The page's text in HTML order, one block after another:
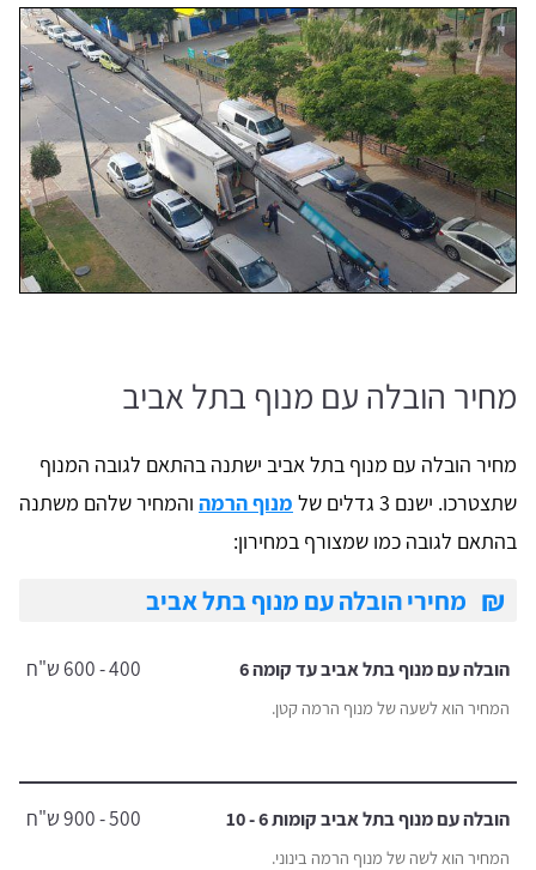
מחיר הובלה עם מנוף בתל אביב
מחיר הובלה עם מנוף בתל אביב ישתנה בהתאם לגובה המנוף
שתצטרכו. ישנם 3 גדלים של
מנוף הרמה והמחיר שלהם משתנה
בהתאם לגובה כמו שמצורף במחירון:
₪ מחירי הובלה עם מנוף בתל אביב
הובלה עם מנוף בתל אביב עד קומה 6
המחיר הוא לשעה של מנוף הרמה קטן.
400 - 600 ש"ח
הובלה עם מנוף בתל אביב קומות 6 - 10
המחיר הוא לשה של מנוף הרמה בינוני.
500 - 900 ש"ח